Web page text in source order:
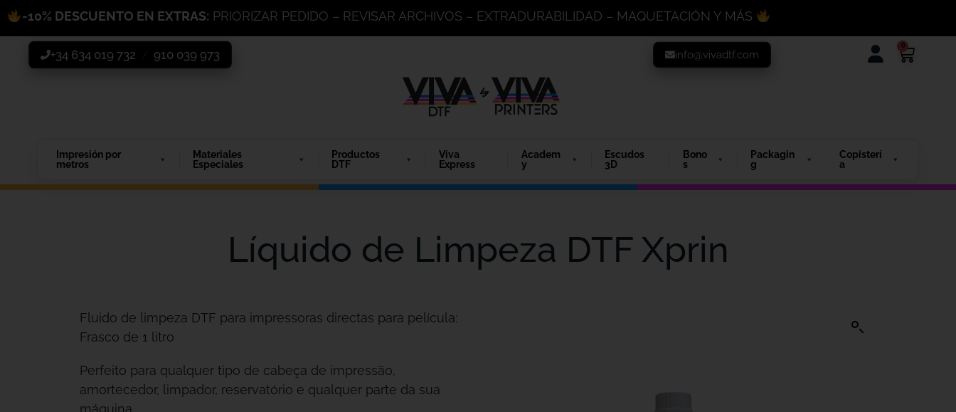
-10% DESCUENTO EN EXTRAS: PRIORIZAR PEDIDO – REVISAR ARCHIVOS – EXTRADURABILIDAD – MAQUETACIÓN Y MÁS
0
+34 634 019 732 910 039 973 info@vivadtf.com
Impresión por
metros
Materiales
Especiales
Productos
DTF
Viva
Express
Academ
y
Escudos
3D
Bono
s
Packagin
g
Copisterí
a
Líquido de Limpeza DTF Xprin
Fluido de limpeza DTF para impressoras directas para película:
Frasco de 1 litro
Perfeito para qualquer tipo de cabeça de impressão,
amortecedor, limpador, reservatório e qualquer parte da sua
máquina.